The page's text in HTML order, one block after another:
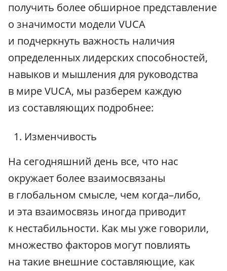
получить более обширное представление
о значимости модели VUCA
и подчеркнуть важность наличия
определенных лидерских способностей,
навыков и мышления для руководства
в мире VUCA, мы разберем каждую
из составляющих подробнее:
Изменчивость
На сегодняшний день все, что нас
окружает более взаимосвязаны
в глобальном смысле, чем когда–либо,
и эта взаимосвязь иногда приводит
к нестабильности. Как мы уже говорили,
множество факторов могут повлиять
на такие внешние составляющие, как